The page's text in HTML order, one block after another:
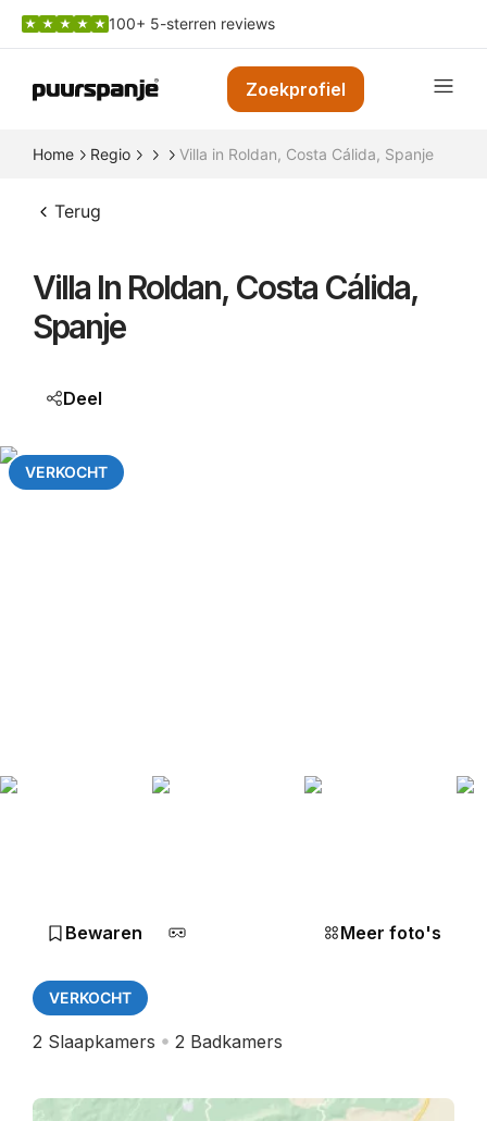
100+ 5-sterren reviews
Zoekprofiel
Home Regio Villa in Roldan, Costa Cálida, Spanje
Terug
Villa In Roldan, Costa Cálida,
Spanje
Deel
VERKOCHT
Bewaren Meer foto's
VERKOCHT
2 Slaapkamers 2 Badkamers